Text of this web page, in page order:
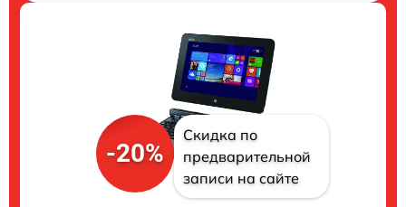
-20%
Скидка по
предварительной
записи на сайте